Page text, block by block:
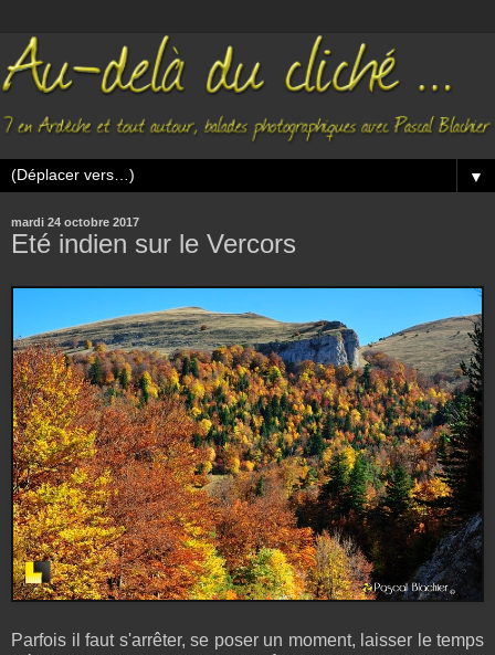
▼
mardi 24 octobre 2017
Eté indien sur le Vercors
Parfois il faut s'arrêter, se poser un moment, laisser le temps